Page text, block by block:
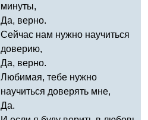
минуты,
Да, верно.
Сейчас нам нужно научиться
доверию,
Да, верно.
Любимая, тебе нужно
научиться доверять мне,
Да.